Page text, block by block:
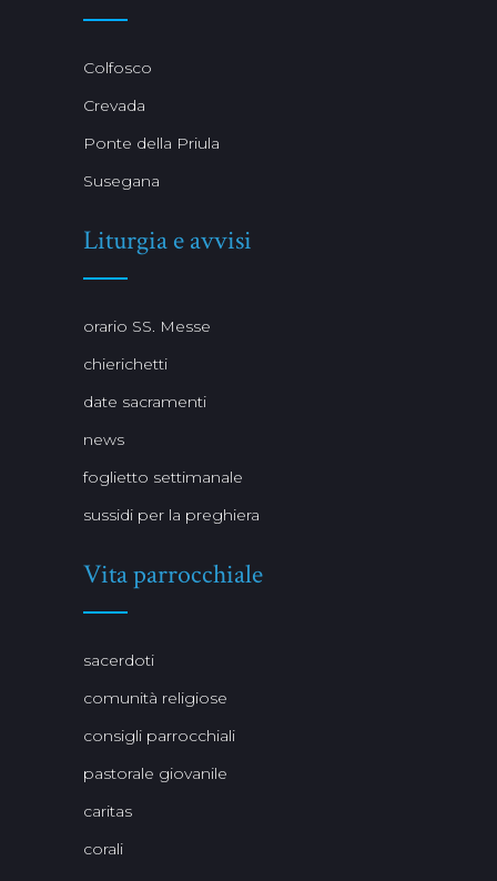
Colfosco
Crevada
Ponte della Priula
Susegana
Liturgia e avvisi
orario SS. Messe
chierichetti
date sacramenti
news
foglietto settimanale
sussidi per la preghiera
Vita parrocchiale
sacerdoti
comunità religiose
consigli parrocchiali
pastorale giovanile
caritas
corali